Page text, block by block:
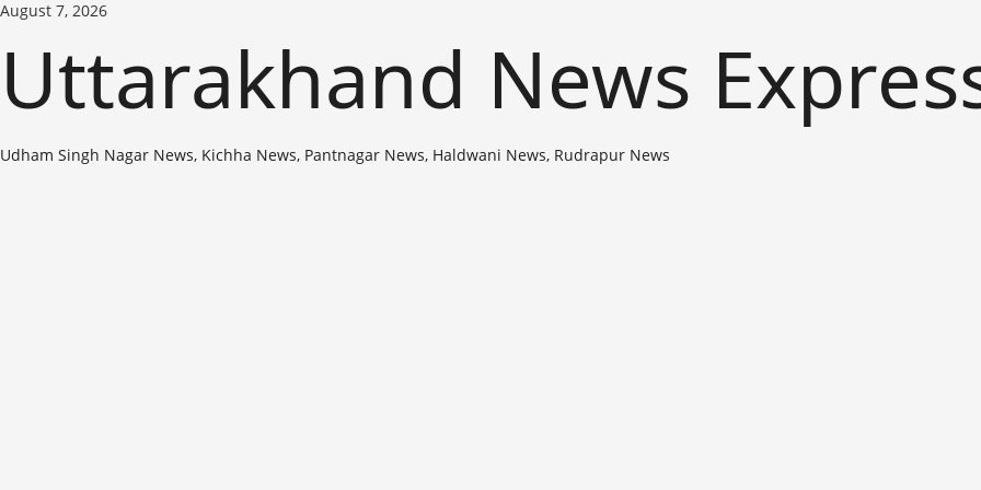
Skip
content
August 7, 2026
Uttarakhand News
Udham Singh Nagar News, Kichha News, Pantnagar News, Haldwani News, Rudrapur News